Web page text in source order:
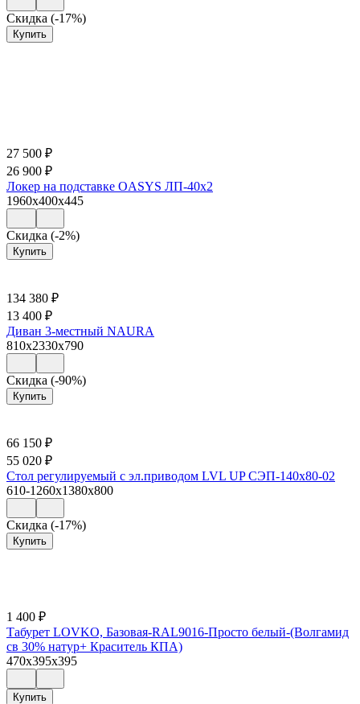
Скидка (-17%)
Купить
27 500 ₽
26 900 ₽
Локер на подставке OASYS ЛП-40х2
1960x400x445
Скидка (-2%)
Купить
134 380 ₽
13 400 ₽
Диван 3-местный NAURA
810x2330x790
Скидка (-90%)
Купить
66 150 ₽
55 020 ₽
Стол регулируемый с эл.приводом LVL UP СЭП-140х80-02
610-1260x1380x800
Скидка (-17%)
Купить
1 400 ₽
Табурет LOVKO, Базовая-RAL9016-Просто белый-(Волгамид
св 30% натур+ Краситель КПА)
470x395x395
Купить